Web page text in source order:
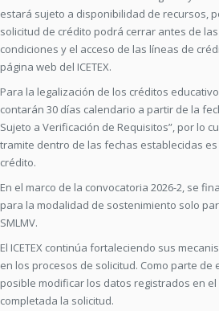
estará sujeto a disponibilidad de recursos,
solicitud de crédito podrá cerrar antes de
condiciones y el acceso de las líneas de
página web del ICETEX.
Para la legalización de los créditos
contarán 30 días calendario a partir de la
Sujeto a Verificación de Requisitos”, por lo
tramite dentro de las fechas establecidas
crédito.
En el marco de la convocatoria 2026-2, se
para la modalidad de sostenimiento solo
SMLMV.
El ICETEX continúa fortaleciendo sus
en los procesos de solicitud. Como parte de
posible modificar los datos registrados en
completada la solicitud.